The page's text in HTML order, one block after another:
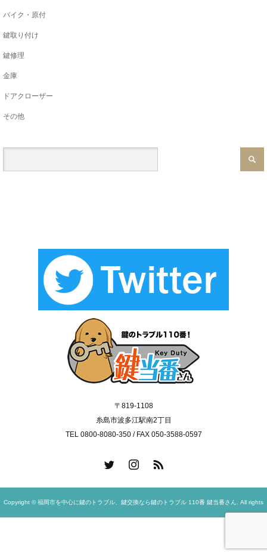
バイク・原付
鍵取り付け
鍵修理
金庫
ドアクローザー
その他
〒819-1108
糸島市波多江駅南2丁目
TEL 0800-8080-350 / FAX 050-3588-0597
Copyright © 福岡市を中心に鍵のトラブル、鍵交換なら鍵のトラブル 110番 鍵当番さん. All rights